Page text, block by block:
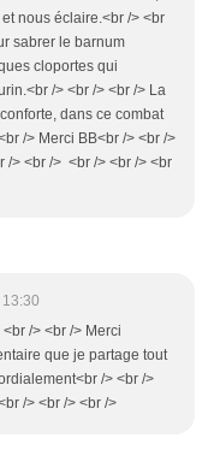
nous éclaire.<br /> <br
sabrer le barnum
cloportes qui
/> <br /> <br /> La
dans ce combat
/> Merci BB<br /> <br />
/> <br /> <br /> <br /> <br
/> <br /> Merci
que je partage tout
/> <br />
/> <br /> <br />